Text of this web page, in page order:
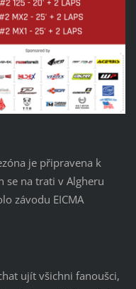
je připravena k
se na trati v Algheru
závodu EICMA
ujít všichni fanoušci,